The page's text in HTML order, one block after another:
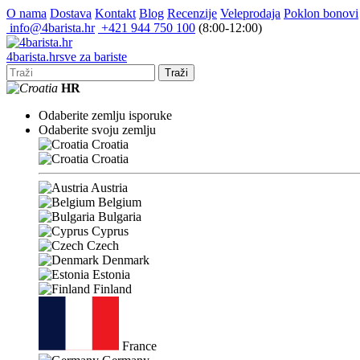
O nama Dostava Kontakt Blog Recenzije Veleprodaja Poklon bonovi
info@4barista.hr +421 944 750 100 (8:00-12:00)
4barista.hrsve za bariste
Traži
HR
Odaberite zemlju isporuke
Odaberite svoju zemlju
Croatia
Croatia
Austria
Belgium
Bulgaria
Cyprus
Czech
Denmark
Estonia
Finland
France